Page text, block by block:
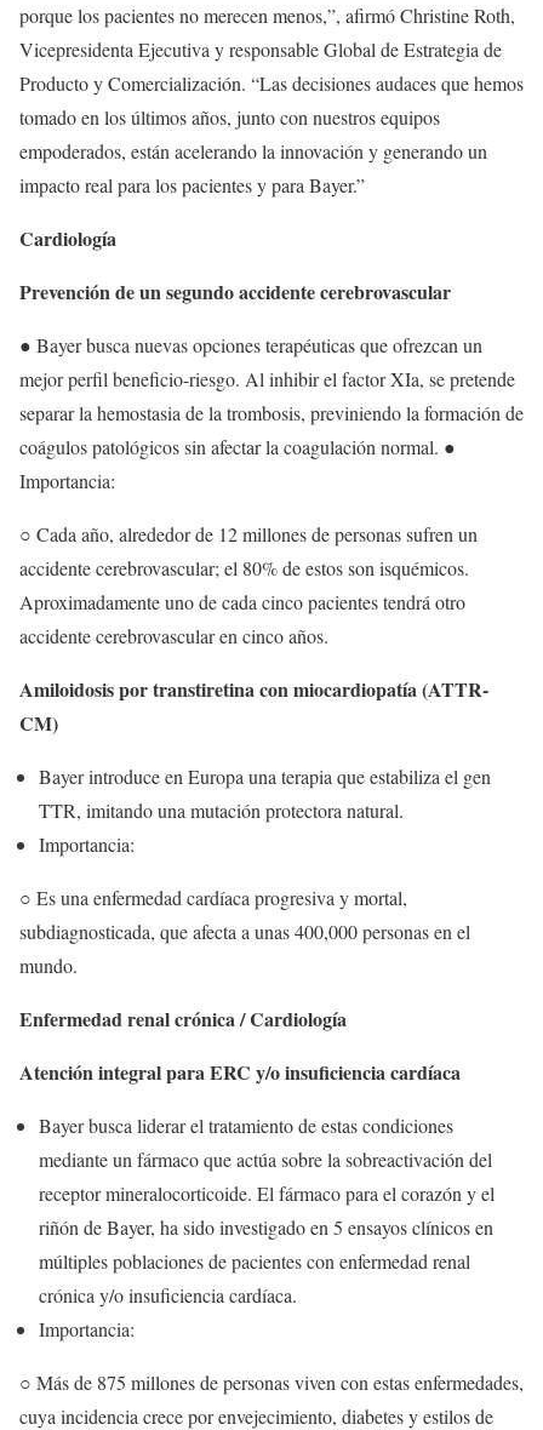
porque los pacientes no merecen menos,”, afirmó Christine Roth,
Vicepresidenta Ejecutiva y responsable Global de Estrategia de
Producto y Comercialización. “Las decisiones audaces que hemos
tomado en los últimos años, junto con nuestros equipos
empoderados, están acelerando la innovación y generando un
impacto real para los pacientes y para Bayer.”
Cardiología
Prevención de un segundo accidente cerebrovascular
● Bayer busca nuevas opciones terapéuticas que ofrezcan un
mejor perfil beneficio-riesgo. Al inhibir el factor XIa, se pretende
separar la hemostasia de la trombosis, previniendo la formación de
coágulos patológicos sin afectar la coagulación normal. ●
Importancia:
○ Cada año, alrededor de 12 millones de personas sufren un
accidente cerebrovascular; el 80% de estos son isquémicos.
Aproximadamente uno de cada cinco pacientes tendrá otro
accidente cerebrovascular en cinco años.
Amiloidosis por transtiretina con miocardiopatía (ATTR-
CM)
Bayer introduce en Europa una terapia que estabiliza el gen
TTR, imitando una mutación protectora natural.
Importancia:
○ Es una enfermedad cardíaca progresiva y mortal,
subdiagnosticada, que afecta a unas 400,000 personas en el
mundo.
Enfermedad renal crónica / Cardiología
Atención integral para ERC y/o insuficiencia cardíaca
Bayer busca liderar el tratamiento de estas condiciones
mediante un fármaco que actúa sobre la sobreactivación del
receptor mineralocorticoide. El fármaco para el corazón y el
riñón de Bayer, ha sido investigado en 5 ensayos clínicos en
múltiples poblaciones de pacientes con enfermedad renal
crónica y/o insuficiencia cardíaca.
Importancia:
○ Más de 875 millones de personas viven con estas enfermedades,
cuya incidencia crece por envejecimiento, diabetes y estilos de